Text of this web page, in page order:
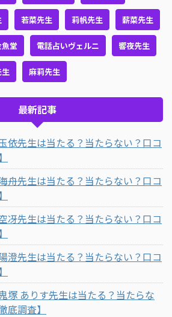
若菜先生 莉帆先生 薪菜先生
堂 電話占いヴェルニ 響夜先生
麻莉先生
最新記事
依先生は当たる？当たらない？口コ
舟先生は当たる？当たらない？口コ
冴先生は当たる？当たらない？口コ
澄先生は当たる？当たらない？口コ
塚 ありす先生は当たる？当たらな
底調査】